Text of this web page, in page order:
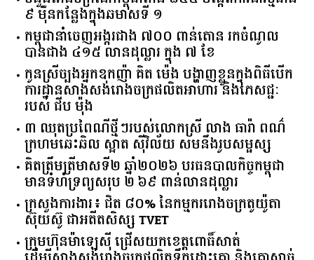
​៩​ ​ម៉ឺន​កន្លែង​ក្នុង​ឆមាស​ទី ​១​
កម្ពុជានាំចេញអង្ករជាង ៧០០ ពាន់តោន រកចំណូល
បានជាង ៤១៥ លានដុល្លារ ក្នុង ៧ ខែ
កូនស្រីច្បងអ្នកឧកញ៉ា គិត ម៉េង បង្ហាញខ្លួនក្នុងពិធីបើក
ការដ្ឋានសាងសង់រោងចក្រផលិតអាហារ និងភេសជ្ជៈ
របស់ ជីប ម៉ុង
៣ ឈុតប្រពៃណីថ្មីៗរបស់លោកស្រី លាង ធារ៉ា ពណ៌
ក្រហមឆេះឆិល ស្អាត ​ស៊ីវិល័យ សមនឹងរូបសម្ផស្ស
គិត​ត្រឹមត្រីមាស​ទី​២​ ​ឆ្នាំ​២០២៦​ បរធន​បាលកិច្ច​កម្ពុជា​ ​
មាន​ទំហំ​ទ្រព្យ​សរុប​ ​២.៦៩​ ​ពាន់លាន​ដុល្លារ​
ក្រសួង​ការងារ​៖ ​ជិត​ ​៨០​% ​នៃ​កម្មករ​រោងចក្រ​តូយ៉ូតា ​
ស៊ុយ​ស៊ូ ​ជា​អតីត​សិស្ស​ ​TVET​
ក្រុមហ៊ុន​ម៉ាឡេស៊ី ជ្រើសយកខេត្ដពោធិ៍សាត់